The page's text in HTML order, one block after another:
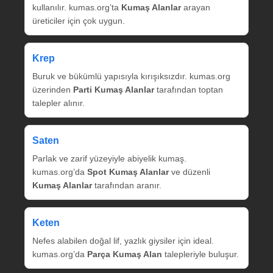
kullanılır. kumas.org’ta Kumaş Alanlararayan
üreticiler için çok uygun.
Krep
Buruk ve bükümlü yapısıyla kırışıksızdır. kumas.org
üzerinden Parti Kumaş Alanlartarafından toptan
talepler alınır.
Saten
Parlak ve zarif yüzeyiyle abiyelik kumaş.
kumas.org’da Spot Kumaş Alanlarve düzenli
Kumaş Alanlartarafından aranır.
Keten
Nefes alabilen doğal lif, yazlık giysiler için ideal.
kumas.org’da Parça Kumaş Alan talepleriyle buluşur.